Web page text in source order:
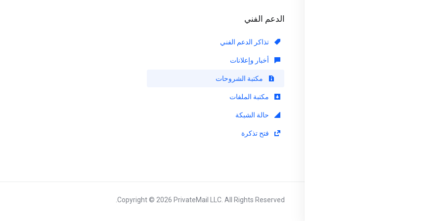
الدعم الفني
تذاكر الدعم الفني
أخبار وإعلانات
مكتبة الشروحات
مكتبة الملفات
حالة الشبكة
فتح تذكرة
Copyright © 2026 PrivateMail LLC. All Rights Reserved.